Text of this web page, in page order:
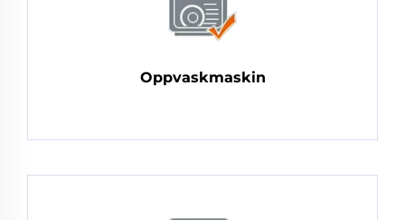
Oppvaskmaskin